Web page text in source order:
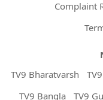
Complaint
TV9 Bharatvarsh
TV9 Bangla
TV9